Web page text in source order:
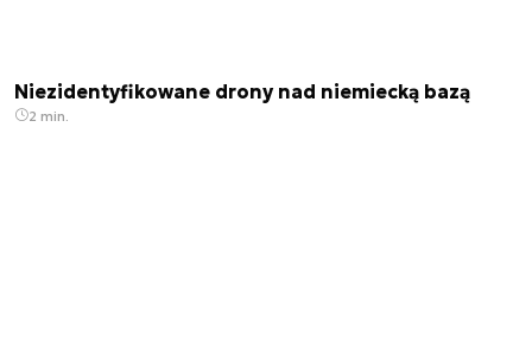
Niezidentyfikowane drony nad niemiecką bazą
2 min.